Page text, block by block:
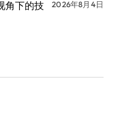
角下的技
2026年8月4日